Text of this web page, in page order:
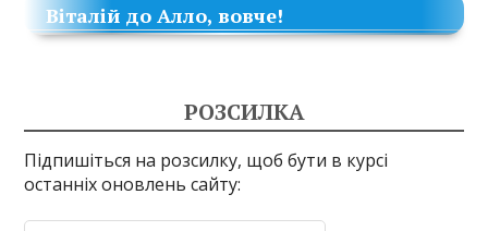
Віталій до Алло, вовче!
РОЗСИЛКА
Підпишіться на розсилку, щоб бути в курсі
останніх оновлень сайту: